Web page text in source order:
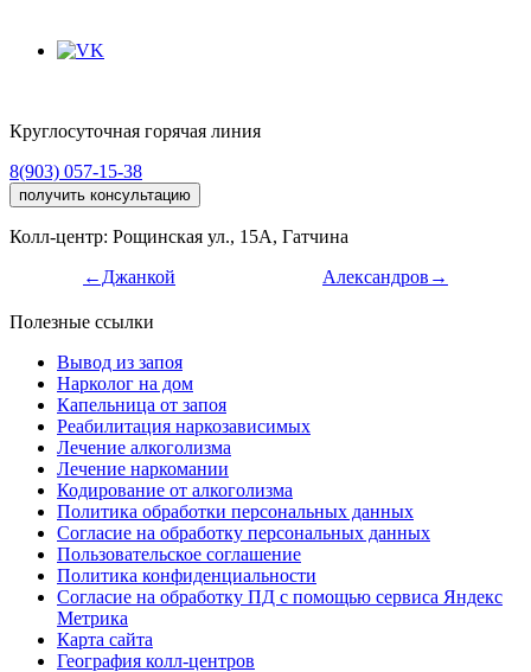
Круглосуточная горячая линия
8(903) 057-15-38
получить консультацию
Колл-центр: Рощинская ул., 15А, Гатчина
←Джанкой
Александров→
Полезные ссылки
Вывод из запоя
Нарколог на дом
Капельница от запоя
Реабилитация наркозависимых
Лечение алкоголизма
Лечение наркомании
Кодирование от алкоголизма
Политика обработки персональных данных
Согласие на обработку персональных данных
Пользовательское соглашение
Политика конфиденциальности
Согласие на обработку ПД с помощью сервиса Яндекс
Метрика
Карта сайта
География колл-центров